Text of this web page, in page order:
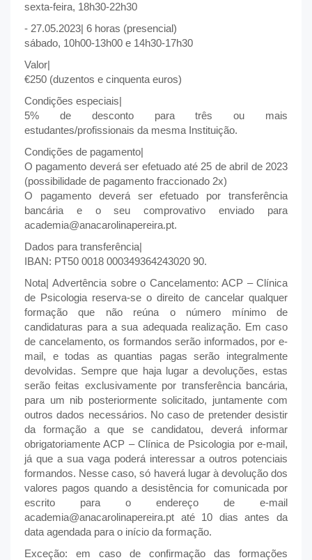
sexta-feira, 18h30-22h30
- 27.05.2023| 6 horas (presencial)
sábado, 10h00-13h00 e 14h30-17h30
Valor|
€250 (duzentos e cinquenta euros)
Condições especiais|
5% de desconto para três ou mais
estudantes/profissionais da mesma Instituição.
Condições de pagamento|
O pagamento deverá ser efetuado até 25 de abril de 2023
(possibilidade de pagamento fraccionado 2x)
O pagamento deverá ser efetuado por transferência
bancária e o seu comprovativo enviado para
academia@anacarolinapereira.pt.
Dados para transferência|
IBAN: PT50 0018 000349364243020 90.
Nota| Advertência sobre o Cancelamento: ACP – Clínica
de Psicologia reserva-se o direito de cancelar qualquer
formação que não reúna o número mínimo de
candidaturas para a sua adequada realização. Em caso
de cancelamento, os formandos serão informados, por e-
mail, e todas as quantias pagas serão integralmente
devolvidas. Sempre que haja lugar a devoluções, estas
serão feitas exclusivamente por transferência bancária,
para um nib posteriormente solicitado, juntamente com
outros dados necessários. No caso de pretender desistir
da formação a que se candidatou, deverá informar
obrigatoriamente ACP – Clínica de Psicologia por e-mail,
já que a sua vaga poderá interessar a outros potenciais
formandos. Nesse caso, só haverá lugar à devolução dos
valores pagos quando a desistência for comunicada por
escrito para o endereço de e-mail
academia@anacarolinapereira.pt até 10 dias antes da
data agendada para o início da formação.
Exceção: em caso de confirmação das formações